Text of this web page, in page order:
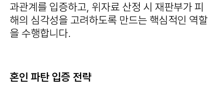
과관계를 입증하고, 위자료 산정 시 재판부가 피
해의 심각성을 고려하도록 만드는 핵심적인 역할
을 수행합니다.
혼인 파탄 입증 전략